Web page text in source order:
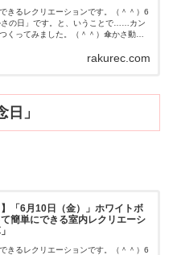
きるレクリエーションです。（＾＾）6
さの日」です。と、いうことで……カン
くってみました。（＾＾）傘かさ動画
ＯＫ）やり方動画をみ...rakurec.com
」
】「6月10日（金）」ホワイトボ
簡単にできる室内レクリエーシ
きるレクリエーションです。（＾＾）6